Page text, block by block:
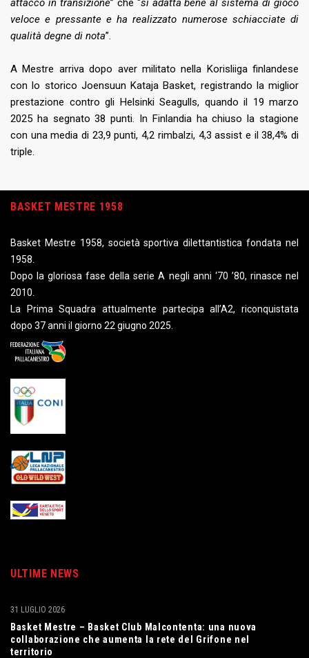
veloce e pressante e ha realizzato numerose schiacciate di
qualità degne di nota”.
A Mestre arriva dopo aver militato nella Korisliiga finlandese
con lo storico Joensuun Kataja Basket, registrando la miglior
prestazione contro gli Helsinki Seagulls, quando il 19 marzo
2025 ha segnato 38 punti. In Finlandia ha chiuso la stagione
con una media di 23,9 punti, 4,2 rimbalzi, 4,3 assist e il 38,4% di
triple.
BASKET MESTRE 1958
Basket Mestre 1958, società sportiva dilettantistica fondata nel
1958.
Dopo la gloriosa fase della serie A negli anni ‘70 ’80, rinasce nel
2010.
La Prima Squadra attualmente partecipa all’A2, riconquistata
dopo 37 anni il giorno 22 giugno 2025.
ULTIME NEWS
Basket Mestre – Basket Club Malcontenta: una nuova
collaborazione che aumenta la rete del Grifone nel
territorio
31 LUGLIO 2026